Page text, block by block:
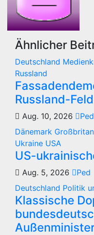
Ähnlicher
Deutschland
Russland
Russland-
Aug. 10, 2026
Ped
Dänemark
Ukraine USA
US-
Aug. 5, 2026
Ped
Deutschland Politik
Klassische